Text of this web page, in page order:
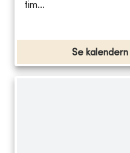
tim...
Se